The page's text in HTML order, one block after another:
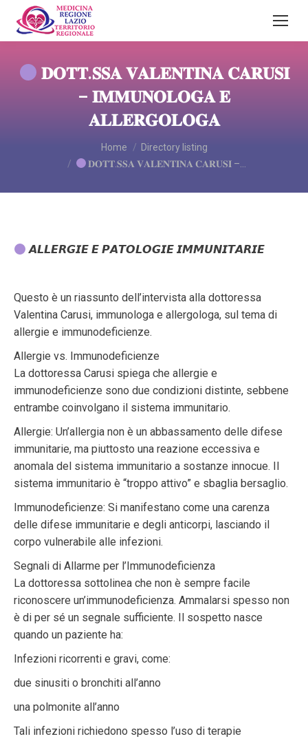
𝐃𝐎𝐓𝐓.𝐒𝐒𝐀 𝐕𝐀𝐋𝐄𝐍𝐓𝐈𝐍𝐀 𝐂𝐀𝐑𝐔𝐒𝐈
– 𝐈𝐌𝐌𝐔𝐍𝐎𝐋𝐎𝐆𝐀 𝐄
𝐀𝐋𝐋𝐄𝐑𝐆𝐎𝐋𝐎𝐆𝐀
Home
Directory listing
𝐃𝐎𝐓𝐓.𝐒𝐒𝐀 𝐕𝐀𝐋𝐄𝐍𝐓𝐈𝐍𝐀 𝐂𝐀𝐑𝐔𝐒𝐈 –…
𝘼𝙇𝙇𝙀𝙍𝙂𝙄𝙀 𝙀 𝙋𝘼𝙏𝙊𝙇𝙊𝙂𝙄𝙀 𝙄𝙈𝙈𝙐𝙉𝙄𝙏𝘼𝙍𝙄𝙀
Questo è un riassunto dell’intervista alla dottoressa
Valentina Carusi, immunologa e allergologa, sul tema di
allergie e immunodeficienze.
Allergie vs. Immunodeficienze
La dottoressa Carusi spiega che allergie e
immunodeficienze sono due condizioni distinte, sebbene
entrambe coinvolgano il sistema immunitario.
Allergie: Un’allergia non è un abbassamento delle difese
immunitarie, ma piuttosto una reazione eccessiva e
anomala del sistema immunitario a sostanze innocue. Il
sistema immunitario è “troppo attivo” e sbaglia bersaglio.
Immunodeficienze: Si manifestano come una carenza
delle difese immunitarie e degli anticorpi, lasciando il
corpo vulnerabile alle infezioni.
Segnali di Allarme per l’Immunodeficienza
La dottoressa sottolinea che non è sempre facile
riconoscere un’immunodeficienza. Ammalarsi spesso non
è di per sé un segnale sufficiente. Il sospetto nasce
quando un paziente ha:
Infezioni ricorrenti e gravi, come:
due sinusiti o bronchiti all’anno
una polmonite all’anno
Tali infezioni richiedono spesso l’uso di terapie